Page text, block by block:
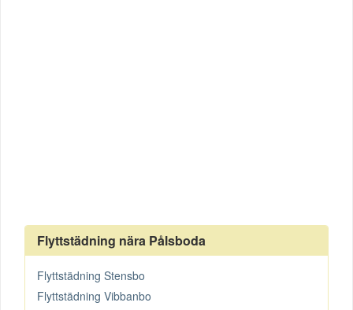
Flyttstädning nära Pålsboda
Flyttstädning Stensbo
Flyttstädning Vibbanbo